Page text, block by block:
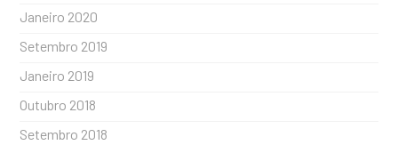
Janeiro 2020
Setembro 2019
Janeiro 2019
Outubro 2018
Setembro 2018